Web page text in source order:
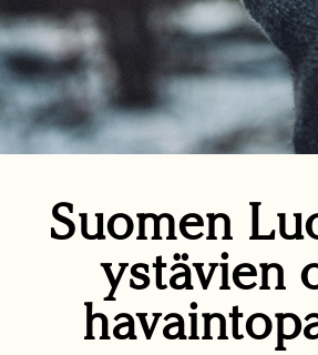
Suomen
ystävien